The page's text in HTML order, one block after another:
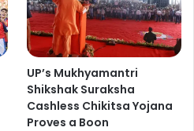
UP’s Mukhyamantri
Shikshak Suraksha
Cashless Chikitsa Yojana
Proves a Boon